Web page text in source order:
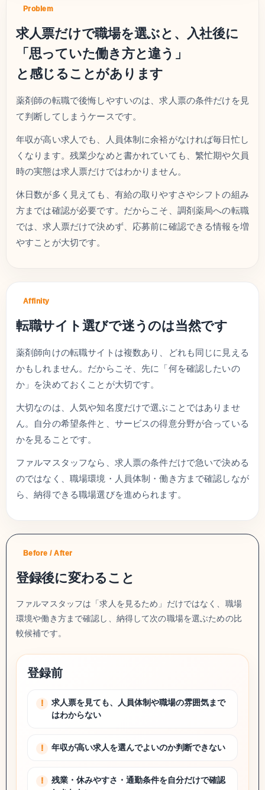
Problem
求人票だけで職場を選ぶと、入社後に
「思っていた働き方と違う」
と感じることがあります
薬剤師の転職で後悔しやすいのは、求人票の条件だけを見
て判断してしまうケースです。
年収が高い求人でも、人員体制に余裕がなければ毎日忙し
くなります。残業少なめと書かれていても、繁忙期や欠員
時の実態は求人票だけではわかりません。
休日数が多く見えても、有給の取りやすさやシフトの組み
方までは確認が必要です。だからこそ、調剤薬局への転職
では、求人票だけで決めず、応募前に確認できる情報を増
やすことが大切です。
Affinity
転職サイト選びで迷うのは当然です
薬剤師向けの転職サイトは複数あり、どれも同じに見える
かもしれません。だからこそ、先に「何を確認したいの
か」を決めておくことが大切です。
大切なのは、人気や知名度だけで選ぶことではありませ
ん。自分の希望条件と、サービスの得意分野が合っている
かを見ることです。
ファルマスタッフなら、求人票の条件だけで急いで決める
のではなく、職場環境・人員体制・働き方まで確認しなが
ら、納得できる職場選びを進められます。
Before / After
登録後に変わること
ファルマスタッフは「求人を見るため」だけではなく、職場
環境や働き方まで確認し、納得して次の職場を選ぶための比
較候補です。
登録前
求人票を見ても、人員体制や職場の雰囲気まで
はわからない
年収が高い求人を選んでよいのか判断できない
残業・休みやすさ・通勤条件を自分だけで確認